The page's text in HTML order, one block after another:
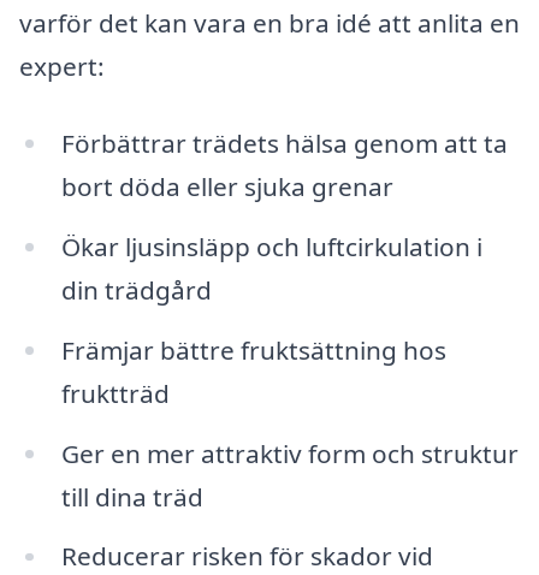
varför det kan vara en bra idé att anlita en
expert:
Förbättrar trädets hälsa genom att ta
bort döda eller sjuka grenar
Ökar ljusinsläpp och luftcirkulation i
din trädgård
Främjar bättre fruktsättning hos
fruktträd
Ger en mer attraktiv form och struktur
till dina träd
Reducerar risken för skador vid